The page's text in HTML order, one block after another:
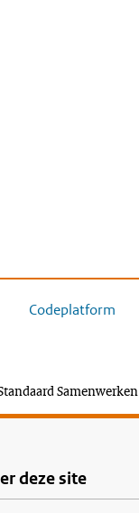
Codeplatform
Samenwerken
deze site